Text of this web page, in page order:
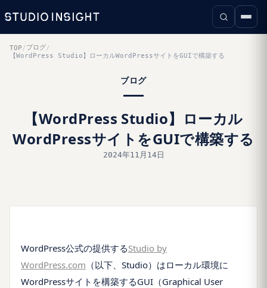
TOP /ブログ/
【WordPress Studio】ローカルWordPressサイトをGUIで構築する
ブログ
【WordPress Studio】ローカル
WordPressサイトをGUIで構築する
2024年11月14日
WordPress公式の提供するStudio by
WordPress.com （以下、Studio）はローカル環境に
WordPressサイトを構築するGUI（Graphical User